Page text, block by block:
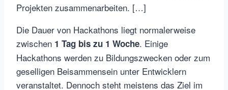
Projekten zusammenarbeiten. […]
Die Dauer von Hackathons liegt normalerweise
zwischen 1 Tag bis zu 1 Woche. Einige
Hackathons werden zu Bildungszwecken oder zum
geselligen Beisammensein unter Entwicklern
veranstaltet. Dennoch steht meistens das Ziel im